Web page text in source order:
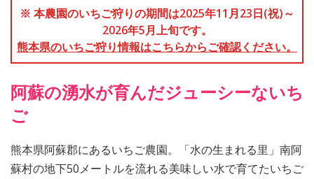
※ 本農園のいちご狩りの期間は2025年11月23日(祝)～
2026年5月上旬です。
熊本県のいちご狩り情報はこちらからご確認ください。
阿蘇の湧水が育んだジューシーないち
ご
熊本県阿蘇郡にあるいちご農園。「水の生まれる里」南阿
蘇村の地下50メートルを流れる美味しい水で育てたいちご